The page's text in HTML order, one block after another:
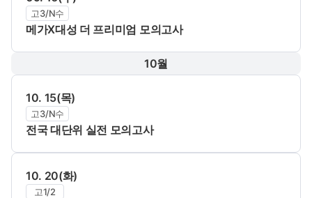
고3/N수
메가X대성 더 프리미엄 모의고사
10월
10. 15(목)
고3/N수
전국 대단위 실전 모의고사
10. 20(화)
고1/2